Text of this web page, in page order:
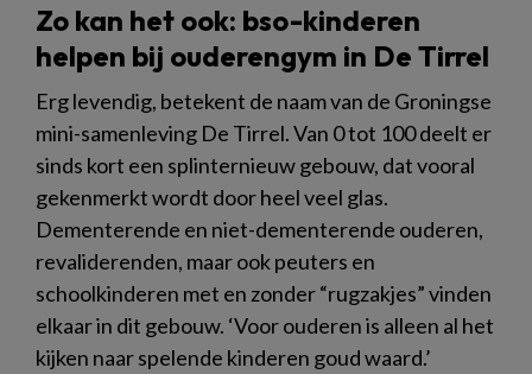
Zo kan het ook: bso-kinderen
helpen bij ouderengym in De Tirrel
Erg levendig, betekent de naam van de Groningse
mini-samenleving De Tirrel. Van 0 tot 100 deelt er
sinds kort een splinternieuw gebouw, dat vooral
gekenmerkt wordt door heel veel glas.
Dementerende en niet-dementerende ouderen,
revaliderenden, maar ook peuters en
schoolkinderen met en zonder “rugzakjes” vinden
elkaar in dit gebouw. ‘Voor ouderen is alleen al het
kijken naar spelende kinderen goud waard.’